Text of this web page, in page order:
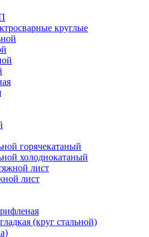
круглые
горячекатаный
холоднокатаный
лист
(круг стальной)